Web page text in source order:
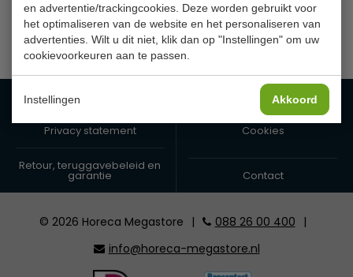
en advertentie/trackingcookies. Deze worden gebruikt voor
het optimaliseren van de website en het personaliseren van
advertenties. Wilt u dit niet, klik dan op "Instellingen" om uw
cookievoorkeuren aan te passen.
Instellingen Akkoord
Algemene voorwaarden Leveringsvoorwaarden
Privacy statement Cookies
Retour, teruggavebeleid en
garantie Contact
© 2026 Horeca Megastore | 088 26 00 400
|
info@horeca-megastore.nl